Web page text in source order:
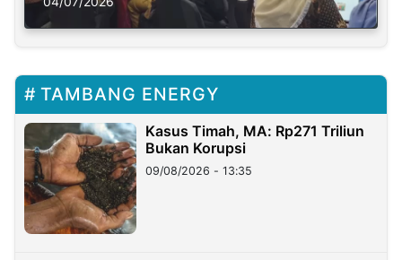
TAMBANG ENERGY
Kasus Timah, MA: Rp271 Triliun
Bukan Korupsi
09/08/2026 - 13:35